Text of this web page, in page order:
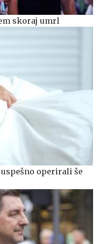
skoraj umrl
operirali še